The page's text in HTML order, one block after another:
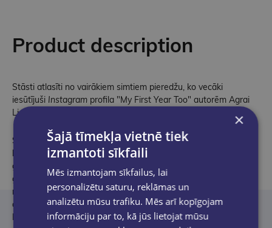
Product description
Stāsti atlasīti no vairākiem simtiem pieredžu, ko vecāki
iesūtījuši Instagram profila "My First Year Too" autorēm Agrai
Lieģei-Doležko, Elīnai Brasliņai un Elīnai Bērziņai.
Stāstus papildina mākslinieces Elīnas Brasliņas zīmētie portreti,
kas radīti pēc vecāku iesūtītajām fotogrāfijām un ļauj ieraudzīt
gan sajūsminošus velobraucienos un smaidīgas ģimenes bildes,
gan krūtsbarošanas laikā uzņemtus selfijus un žiglus
mēģinājumus pastrādāt blakus mazulim. Vecāku pieredzes
apkopotas 12 nodaļās, ko ievada publicistes Agras Lieģes-
Doležko esejas par vecāka identitātes meklējumiem, kopības
×
Šajā tīmekļa vietnē tiek
izmantoti sīkfaili
Mēs izmantojam sīkfailus, lai
personalizētu saturu, reklāmas un
analizētu mūsu trafiku. Mēs arī kopīgojam
informāciju par to, kā jūs lietojat mūsu